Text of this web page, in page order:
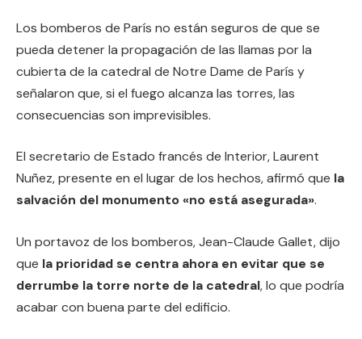
Los bomberos de París no están seguros de que se
pueda detener la propagación de las llamas por la
cubierta de la catedral de Notre Dame de París y
señalaron que, si el fuego alcanza las torres, las
consecuencias son imprevisibles.
El secretario de Estado francés de Interior, Laurent
Nuñez, presente en el lugar de los hechos, afirmó que la
salvación del monumento «no está asegurada».
Un portavoz de los bomberos, Jean-Claude Gallet, dijo
que la prioridad se centra ahora en evitar que se
derrumbe la torre norte de la catedral, lo que podría
acabar con buena parte del edificio.